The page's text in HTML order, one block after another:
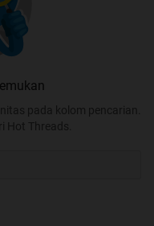
pada kolom pencarian.
Hot Threads.